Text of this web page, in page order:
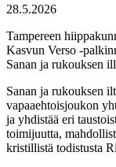
28.5.2026
Tampereen
Kasvun Verso -
Sanan ja rukouksen
Sanan ja rukouksen
vapaaehtoisjoukon
ja yhdistää eri
toimijuutta,
kristillistä todistusta